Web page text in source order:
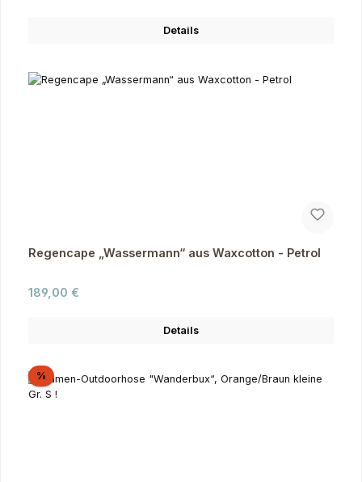
Details
Regencape „Wassermann“ aus Waxcotton - Petrol
Regulärer Preis:
189,00 €
Details
%Rabatt